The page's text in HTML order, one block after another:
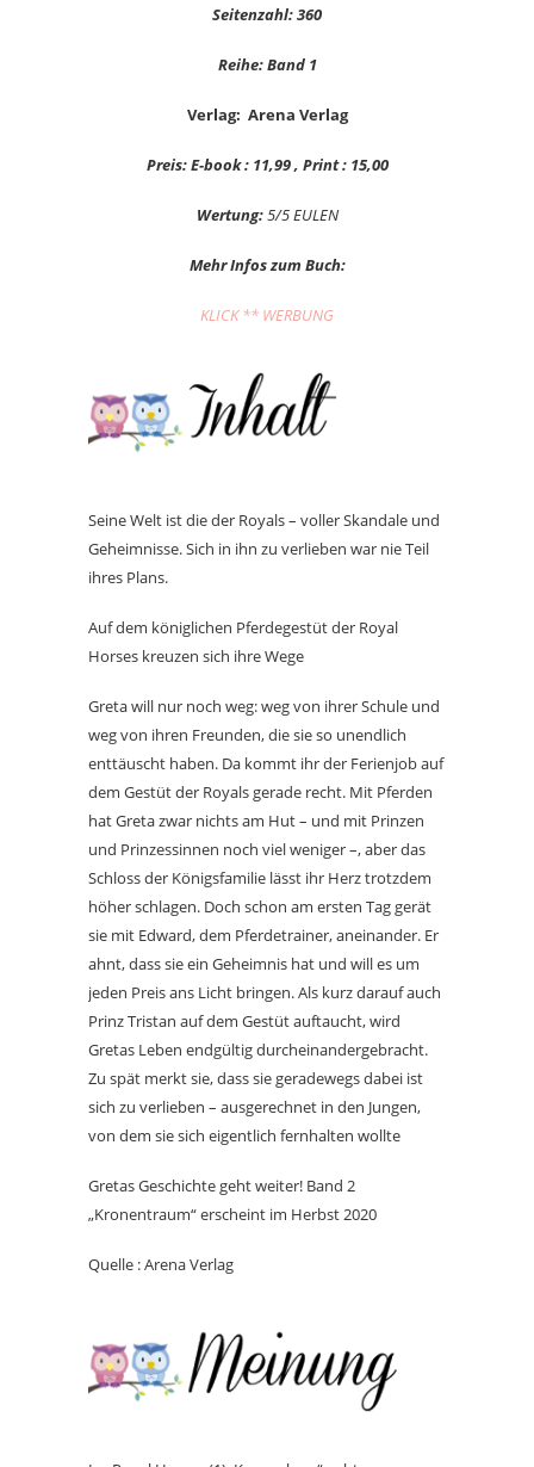
Seitenzahl: 360
Reihe: Band 1
Verlag: Arena Verlag
Preis: E-book : 11,99 , Print : 15,00
Wertung:5/5 EULEN
Mehr Infos zum Buch:
KLICK ** WERBUNG
Seine Welt ist die der Royals – voller Skandale und
Geheimnisse. Sich in ihn zu verlieben war nie Teil
ihres Plans.
Auf dem königlichen Pferdegestüt der Royal
Horses kreuzen sich ihre Wege
Greta will nur noch weg: weg von ihrer Schule und
weg von ihren Freunden, die sie so unendlich
enttäuscht haben. Da kommt ihr der Ferienjob auf
dem Gestüt der Royals gerade recht. Mit Pferden
hat Greta zwar nichts am Hut – und mit Prinzen
und Prinzessinnen noch viel weniger –, aber das
Schloss der Königsfamilie lässt ihr Herz trotzdem
höher schlagen. Doch schon am ersten Tag gerät
sie mit Edward, dem Pferdetrainer, aneinander. Er
ahnt, dass sie ein Geheimnis hat und will es um
jeden Preis ans Licht bringen. Als kurz darauf auch
Prinz Tristan auf dem Gestüt auftaucht, wird
Gretas Leben endgültig durcheinandergebracht.
Zu spät merkt sie, dass sie geradewegs dabei ist
sich zu verlieben – ausgerechnet in den Jungen,
von dem sie sich eigentlich fernhalten wollte
Gretas Geschichte geht weiter! Band 2
„Kronentraum“ erscheint im Herbst 2020
Quelle : Arena Verlag